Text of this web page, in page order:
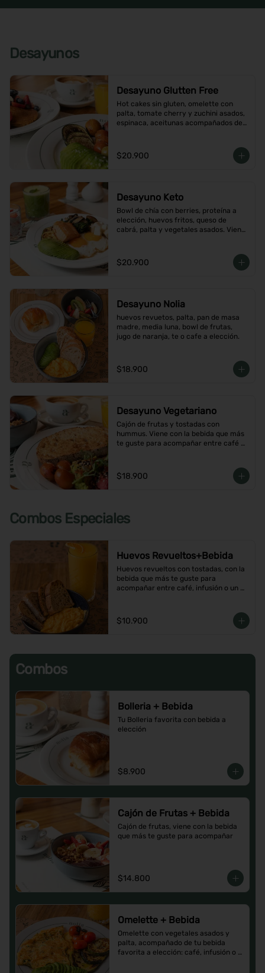
Desayunos
Desayuno Glutten Free
Hot cakes sin gluten, omelette con
palta, tomate cherry y zuchini asados,
espinaca, aceitunas acompañados de
$20.900
Desayuno Keto
Bowl de chía con berries, proteína a
elección, huevos fritos, queso de
cabrá, palta y vegetales asados. Viene
$20.900
Desayuno Nolia
huevos revuetos, palta, pan de masa
madre, media luna, bowl de frutas,
jugo de naranja, te o cafe a elección.
$18.900
Desayuno Vegetariano
Cajón de frutas y tostadas con
hummus. Viene con la bebida que más
te guste para acompañar entre café o
$18.900
Combos Especiales
Huevos Revueltos+Bebida
Huevos revueltos con tostadas, con la
bebida que más te guste para
acompañar entre café, infusión o un
$10.900
Combos
Bolleria + Bebida
Tu Bolleria favorita con bebida a
elección
$8.900
Cajón de Frutas + Bebida
Cajón de frutas, viene con la bebida
que más te guste para acompañar
$14.800
Omelette + Bebida
Omelette con vegetales asados y
palta, acompañado de tu bebida
favorita a elección: café, infusión o